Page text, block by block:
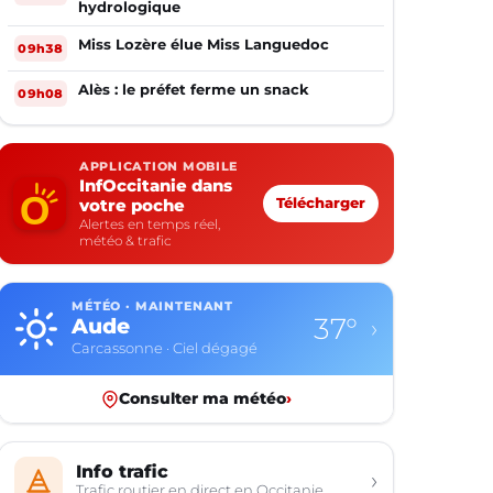
hydrologique
09h38 Miss Lozère élue Miss Languedoc
09h08 Alès : le préfet ferme un snack
APPLICATION MOBILE
InfOccitanie dans
votre poche
Alertes en temps réel,
météo & trafic
Télécharger
MÉTÉO · MAINTENANT
Aude
Carcassonne · Ciel dégagé
37° ›
Consulter ma météo›
Info trafic ›